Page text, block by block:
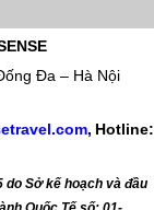
Đa – Hà Nội
, Hotline:
do Sở kế hoạch và đầu